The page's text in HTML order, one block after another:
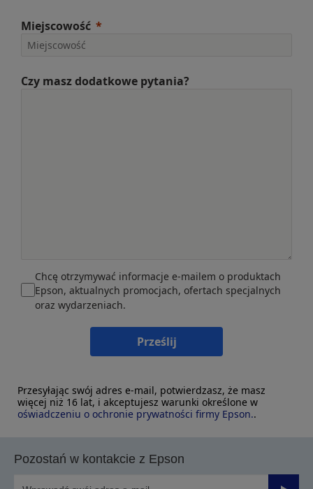
Miejscowość
Czy masz dodatkowe pytania?
Chcę otrzymywać informacje e-mailem o produktach
Epson, aktualnych promocjach, ofertach specjalnych
oraz wydarzeniach.
Prześlij
Przesyłając swój adres e-mail, potwierdzasz, że masz
więcej niż 16 lat, i akceptujesz warunki określone w
oświadczeniu o ochronie prywatności firmy Epson..
Pozostań w kontakcie z Epson